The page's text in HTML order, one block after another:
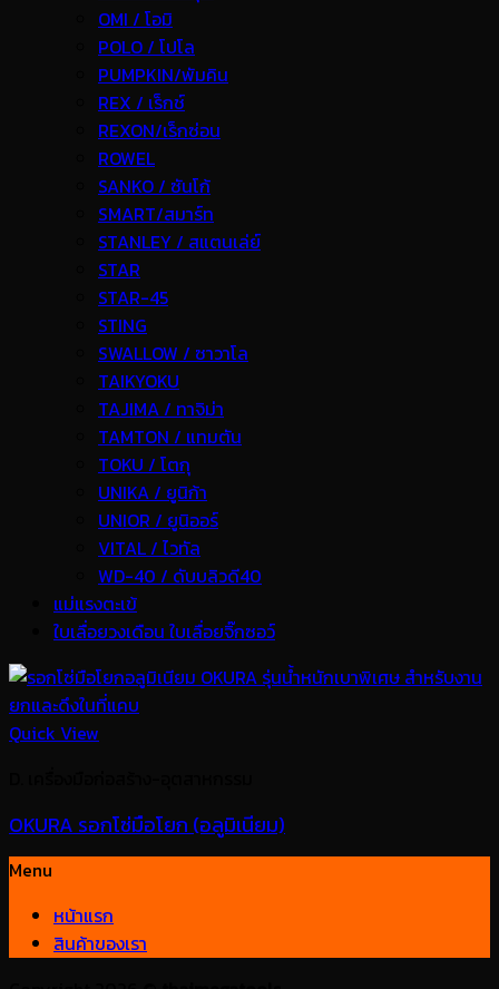
OMI / โอมิ
POLO / โปโล
PUMPKIN/พัมคิน
REX / เร็กช์
REXON/เร็กซ่อน
ROWEL
SANKO / ซันโก้
SMART/สมาร์ท
STANLEY / สแตนเล่ย์
STAR
STAR-45
STING
SWALLOW / ซาวาโล
TAIKYOKU
TAJIMA / ทาจิม่า
TAMTON / แทมตัน
TOKU / โตกุ
UNIKA / ยูนิก้า
UNIOR / ยูนิออร์
VITAL / ไวทัล
WD-40 / ดับบลิวดี40
แม่แรงตะเข้
ใบเลื่อยวงเดือน ใบเลื่อยจิ๊กซอว์
Quick View
OKURA รอกโซ่มือโยก (อลูมิเนียม)
Menu
หน้าแรก
สินค้าของเรา